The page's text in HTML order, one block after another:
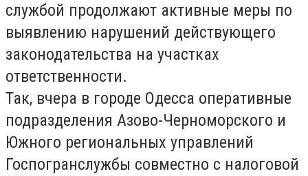
службой продолжают активные меры по
выявлению нарушений действующего
законодательства на участках
ответственности.
Так, вчера в городе Одесса оперативные
подразделения Азово-Черноморского и
Южного региональных управлений
Госпогранслужбы совместно с налоговой